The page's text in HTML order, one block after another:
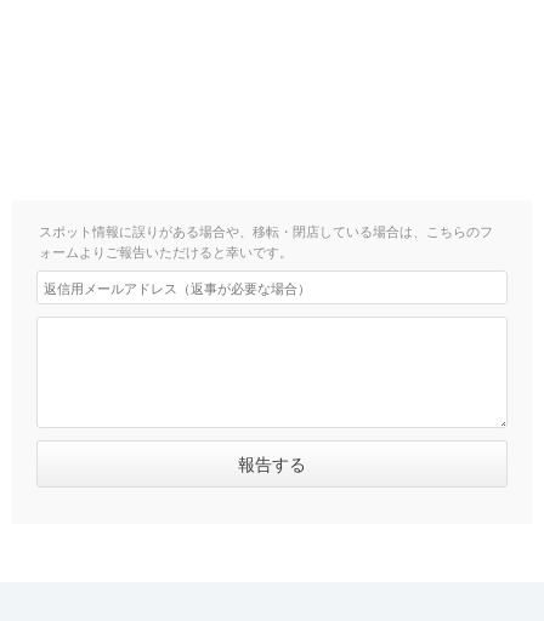
スポット情報に誤りがある場合や、移転・閉店している場合は、こちらのフ
ォームよりご報告いただけると幸いです。